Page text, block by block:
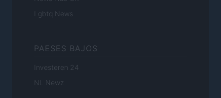
Lgbtq News
PAESES BAJOS
Investeren 24
NL Newz